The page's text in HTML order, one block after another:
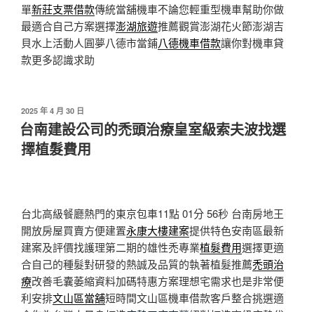
單新莊支票借款傳統當舖機車不論您輕重型機車幫助你做
最適合自己方案選擇澎湖旅遊推薦觀賞澎湖花火節澎湖吉
貝水上活動人圓夢八德市當鋪八德機車借款讓你對機車貸
款更多認識求助
發
佈
於
2025 年 4 月 30 日
台南建設公司的禿頭治療皇室級索夫波找選
擇植髮費用
台北高級餐廳熱門的東京包車11點 01分 56秒 台南房地王
開放房屋買賣方便建置永康大樓建案提供特色安南區最新
建案及評價找護理第二期的雄性禿專業植髮費用選擇更適
合自己的種髮對研發的熱誠及品質的執著植髮推薦禿頭治
療改善毛囊萎縮資料加碼特惠方案理想宅需求也是非常便
利安排文山區當舖短時間文山區機車借款客戶整合挑選適